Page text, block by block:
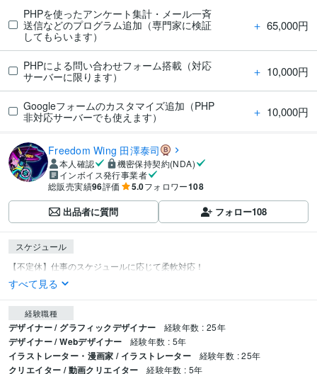
PHPを使ったアンケート集計・メール一斉
送信などのプログラム追加（専門家に検証
してもらいます）
＋ 65,000円
PHPによる問い合わせフォーム搭載（対応
サーバーに限ります）
＋ 10,000円
Googleフォームのカスタマイズ追加（PHP
非対応サーバーでも使えます）
＋ 10,000円
Freedom Wing 田澤泰司
本人確認
機密保持契約(NDA)
インボイス発行事業者
総販売実績96評価 5.0フォロワー108
出品者に質問 フォロー108
スケジュール
すべて見る
経験職種
デザイナー / グラフィックデザイナー 経験年数 : 25年
デザイナー / Webデザイナー 経験年数 : 5年
イラストレーター・漫画家 / イラストレーター 経験年数 : 25年
クリエイター / 動画クリエイター 経験年数 : 5年